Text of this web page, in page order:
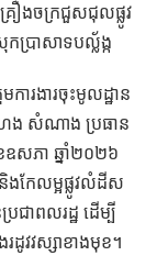
រឿងចក្រជួសជុលផ្លូវ
ប្រាសាទបល្ល័ង្ក
ារងារចុះមូលដ្ឋាន
េង សំណាង ប្រធាន
ឧសភា ឆ្នាំ២០២៦
ងកែលម្អផ្លូវលំដីស
ជាពលរដ្ឋ ដើម្បី
រដូវវស្សាខាងមុខ។